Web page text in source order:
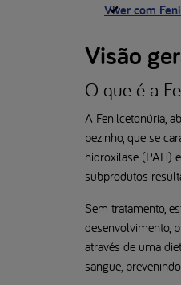
Viver com
Visão
O que é a
A Fenilcetonúria,
pezinho, que se
hidroxilase (PAH)
subprodutos
Sem tratamento,
desenvolvimento,
através de uma
sangue,